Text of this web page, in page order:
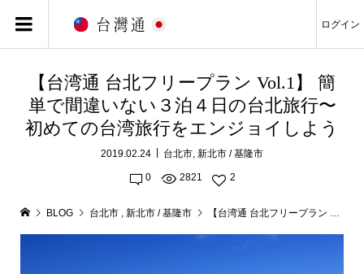
ログイン
【台湾通 台北フリープラン Vol.1】 簡
単で間違いない３泊４日の台北旅行〜
初めての台湾旅行をエンジョイしよう
2019.02.24 台北市, 新北市 / 基隆市
0 2821 2
BLOG 台北市 , 新北市 / 基隆市 【台湾通 台北フリープラン Vol.1】 簡単で間違いない３泊４日の台北旅行〜初めての台湾旅行をエンジョイしよう